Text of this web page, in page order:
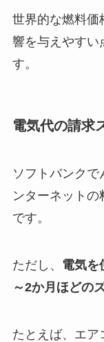
世界的な燃料価
響を与えやすい
す。
電気代の請求
ソフトバンクで
ンターネット
です。
ただし、 電気を
～2か月ほどの
たとえば、エア